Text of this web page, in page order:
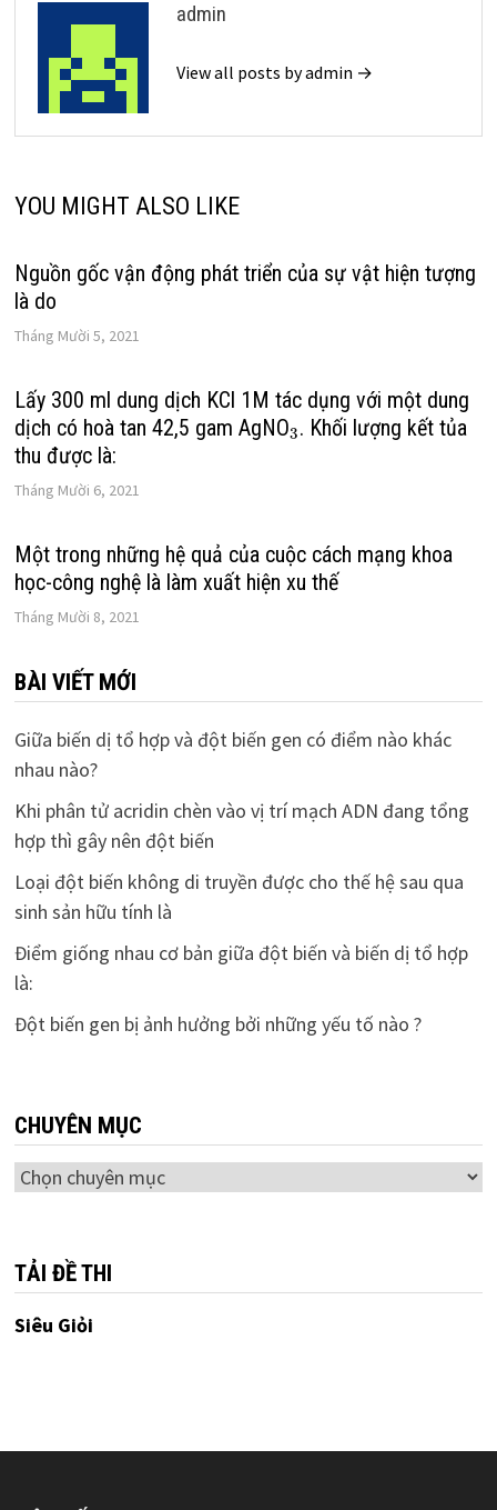
admin
View all posts by admin →
YOU MIGHT ALSO LIKE
Nguồn gốc vận động phát triển của sự vật hiện tượng
là do
Tháng Mười 5, 2021
Lấy 300 ml dung dịch KCl 1M tác dụng với một dung
dịch có hoà tan 42,5 gam AgNO3. Khối lượng kết tủa
thu được là:
Tháng Mười 6, 2021
Một trong những hệ quả của cuộc cách mạng khoa
học-công nghệ là làm xuất hiện xu thế
Tháng Mười 8, 2021
BÀI VIẾT MỚI
Giữa biến dị tổ hợp và đột biến gen có điểm nào khác
nhau nào?
Khi phân tử acridin chèn vào vị trí mạch ADN đang tổng
hợp thì gây nên đột biến
Loại đột biến không di truyền được cho thế hệ sau qua
sinh sản hữu tính là
Điểm giống nhau cơ bản giữa đột biến và biến dị tổ hợp
là:
Đột biến gen bị ảnh hưởng bởi những yếu tố nào ?
CHUYÊN MỤC
Chuyên
TẢI ĐỀ THI
Siêu Giỏi